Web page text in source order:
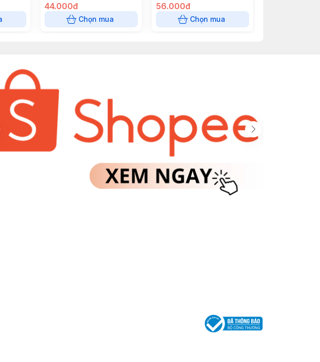
44.000đ
Chọn mua
56.000đ
Chọn mua